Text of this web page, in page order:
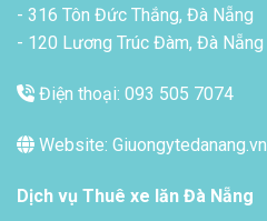
- 316 Tôn Đức Thắng, Đà Nẵng
- 120 Lương Trúc Đàm, Đà Nẵng
Điện thoại: 093 505 7074
Website: Giuongytedanang.vn
Dịch vụ Thuê xe lăn Đà Nẵng